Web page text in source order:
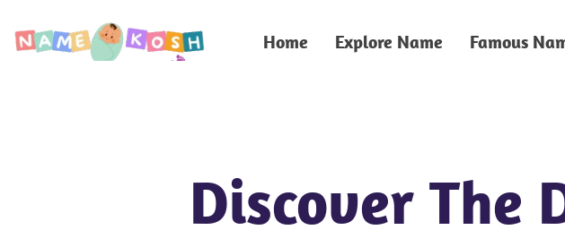
Home Explore Name Famous
Discover The